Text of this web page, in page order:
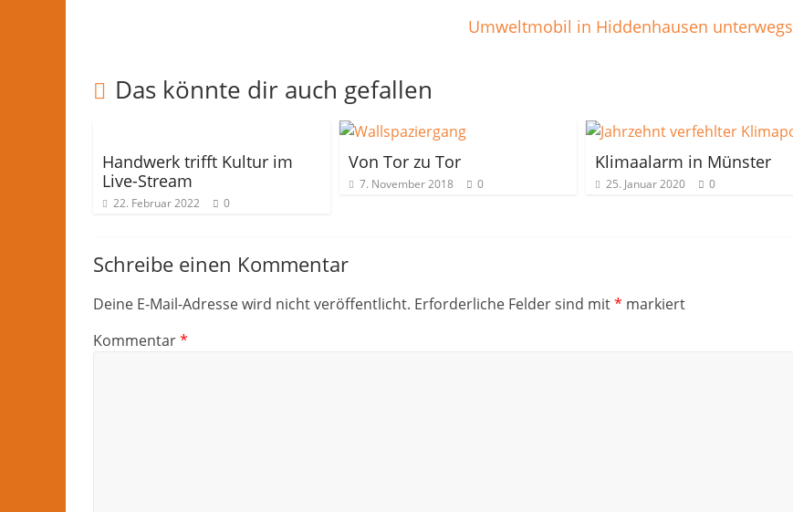
Umweltmobil in Hiddenhausen unterwegs
Das könnte dir auch gefallen
Handwerk trifft Kultur im
Live-Stream
22. Februar 2022 0
Von Tor zu Tor
7. November 2018 0
Klimaalarm in Münster
25. Januar 2020 0
Schreibe einen Kommentar
Deine E-Mail-Adresse wird nicht veröffentlicht. Erforderliche Felder sind mit* markiert
Kommentar*